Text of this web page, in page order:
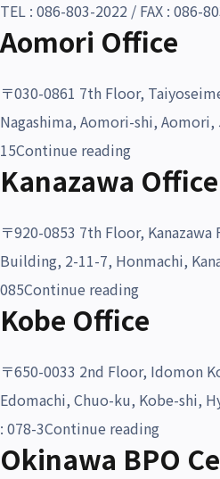
グループ会社
沿革・受賞歴
TEL : 086-803-2022 / FAX : 086-
Aomori Office
〒030-0861 7th Floor,
Nagashima, Aomori-shi, Aomori,
15Continue reading“Aomori
Kanazawa Office
〒920-0853 7th Floor,
Building, 2-11-7, Honmachi,
085Continue reading“Kanazawa
Kobe Office
〒650-0033 2nd Floor, Idomon
Edomachi, Chuo-ku, Kobe-shi,
: 078-3Continue reading“Kobe
Okinawa BPO